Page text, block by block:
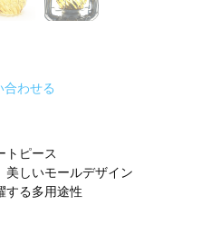
合わせる
トピース
美しいモールデザイン
する多用途性